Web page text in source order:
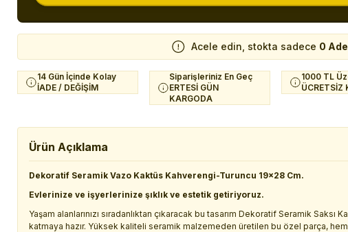
Acele edin, stokta sadece 0
14 Gün İçinde Kolay
İADE / DEĞİŞİM
Siparişleriniz En Geç
ERTESİ GÜN
KARGODA
1000 TL
ÜCRETSİZ
Ürün Açıklama
Dekoratif Seramik Vazo Kaktüs Kahverengi-Turuncu 19x28 Cm.
Evlerinize ve işyerlerinize şıklık ve estetik getiriyoruz.
Yaşam alanlarınızı sıradanlıktan çıkaracak bu tasarım Dekoratif Seramik
katmaya hazır. Yüksek kaliteli seramik malzemeden üretilen bu özel parça,